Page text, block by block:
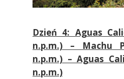
Dzień 4: Aguas
n.p.m.) – Machu
n.p.m.) – Aguas
n.p.m.)